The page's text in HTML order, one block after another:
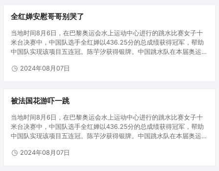
全红婵安慰哥哥别哭了
当地时间8月6日，在巴黎奥运会水上运动中心进行的跳水比赛女子十
米台决赛中，中国队选手全红婵以436.25分的总成绩获得冠军，帮助
中国队实现该项目五连冠。陈芋汐获得银牌。中国跳水队在本届奥运会
巴黎奥…
2024年08月07日
被法国花游吓一跳
当地时间8月6日，在巴黎奥运会水上运动中心进行的跳水比赛女子十
米台决赛中，中国队选手全红婵以436.25分的总成绩获得冠军，帮助
中国队实现该项目五连冠。陈芋汐获得银牌。中国跳水队在本届奥运会
巴黎奥…
2024年08月07日